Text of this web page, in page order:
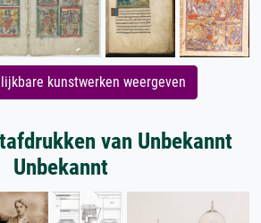
kunstwerken weergeven
van Unbekannt
Unbekannt